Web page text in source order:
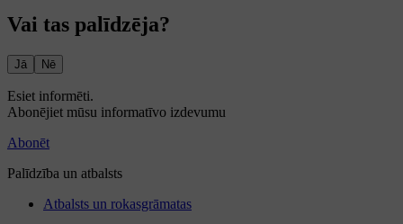
Vai tas palīdzēja?
Jā Nē